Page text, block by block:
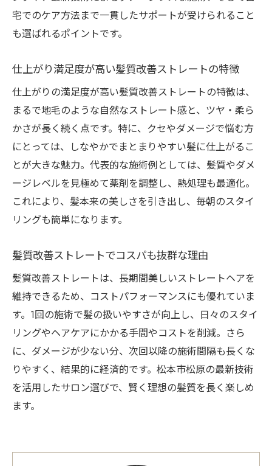
宅でのケア方法まで一貫したサポートが受けられること
も選ばれるポイントです。
仕上がり満足度が高い髪質改善ストレートの特徴
仕上がりの満足度が高い髪質改善ストレートの特徴は、
まるで地毛のような自然なストレート感と、ツヤ・柔ら
かさが長く続く点です。特に、クセやダメージで悩む方
にとっては、しなやかでまとまりやすい髪に仕上がるこ
とが大きな魅力。代表的な施術例としては、髪質やダメ
ージレベルを見極めて薬剤を調整し、熱処理も最適化。
これにより、髪本来の美しさを引き出し、毎朝のスタイ
リングも簡単になります。
髪質改善ストレートでコスパも抜群な理由
髪質改善ストレートは、長期間美しいストレートヘアを
維持できるため、コストパフォーマンスにも優れていま
す。1回の施術で髪の扱いやすさが向上し、日々のスタイ
リングやヘアケアにかかる手間やコストを削減。さら
に、ダメージが少ない分、次回以降の施術間隔も長くな
りやすく、結果的に経済的です。松本市松原の最新技術
を活用したサロン選びで、賢く理想の髪質を長く楽しめ
ます。